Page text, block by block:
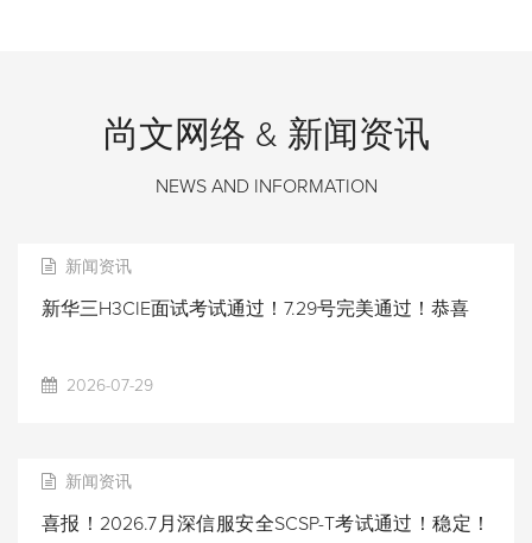
尚文网络 & 新闻资讯
NEWS AND INFORMATION
新闻资讯
新华三H3CIE面试考试通过！7.29号完美通过！恭喜
2026-07-29
新闻资讯
喜报！2026.7月深信服安全SCSP-T考试通过！稳定！